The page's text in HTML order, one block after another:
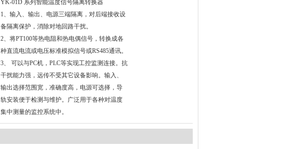
YK-01D 系列智能温度信号隔离转换器
1、输入、输出、电源三端隔离，对后端接收设
备隔离保护，消除对地回路干扰。
2、将PT100等热电阻和热电偶信号，转换成各
种直流电流或电压标准模拟信号或RS485通讯。
3、 可以与PC机，PLC等实现工控监测连接。抗
干扰能力强，远传不受其它设备影响。输入、
输出选择范围宽，准确度高，电源可选择，导
轨安装便于检测与维护。广泛用于各种对温度
集中测量的监控系统中。